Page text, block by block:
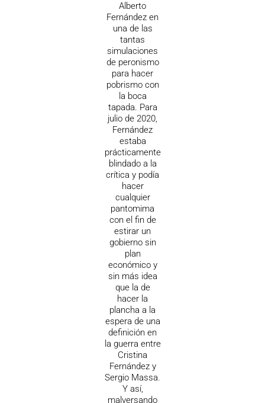
Alberto
Fernández en
una de las
tantas
simulaciones
de peronismo
para hacer
pobrismo con
la boca
tapada. Para
julio de 2020,
Fernández
estaba
prácticamente
blindado a la
crítica y podía
hacer
cualquier
pantomima
con el fin de
estirar un
gobierno sin
plan
económico y
sin más idea
que la de
hacer la
plancha a la
espera de una
definición en
la guerra entre
Cristina
Fernández y
Sergio Massa.
Y así,
malversando